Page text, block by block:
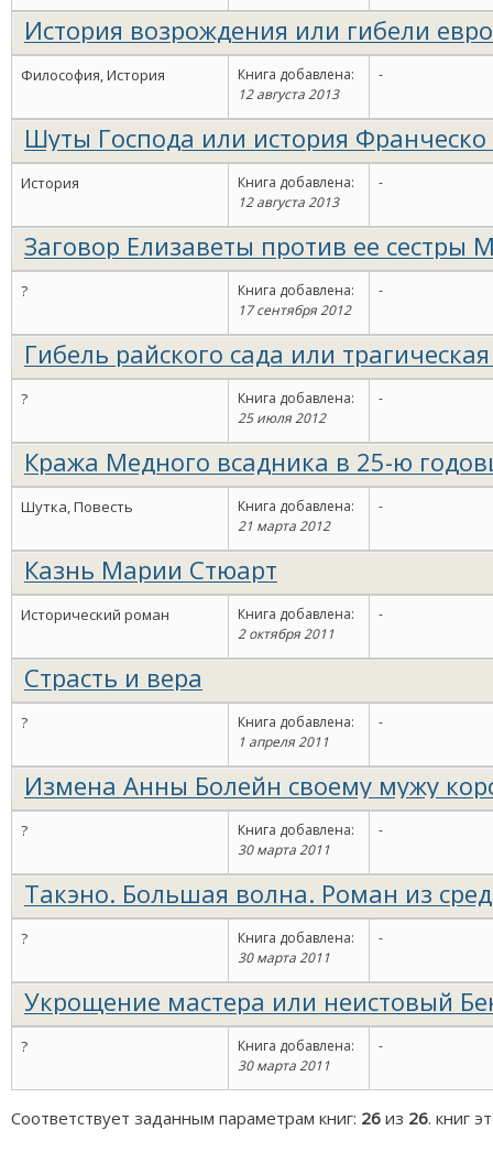
История возрождения или гибели
мира (читать 2 дн. 4 ч.)
Философия, История
Книга добавлена:
12 августа 2013
-
Шуты Господа или история Франческо
и его товарищей, познавших
История
Книга добавлена:
12 августа 2013
-
Заговор Елизаветы против ее сестры
Тюдор
?
Книга добавлена:
17 сентября 2012
-
Гибель райского сада или
острова Пасхи
?
Книга добавлена:
25 июля 2012
-
Кража Медного всадника в 25-ю
войны 1812 года
Шутка, Повесть
Книга добавлена:
21 марта 2012
-
Казнь Марии Стюарт
Исторический роман
Книга добавлена:
2 октября 2011
-
Страсть и вера
?
Книга добавлена:
1 апреля 2011
-
Измена Анны Болейн своему мужу
Генриху Восьмому
?
Книга добавлена:
30 марта 2011
-
Такэно. Большая волна. Роман из
японской жизни
?
Книга добавлена:
30 марта 2011
-
Укрощение мастера или неистовый
Эпоха Ренессанса в лицах
?
Книга добавлена:
30 марта 2011
-
Соответствует заданным параметрам книг: 26 из 26. книг